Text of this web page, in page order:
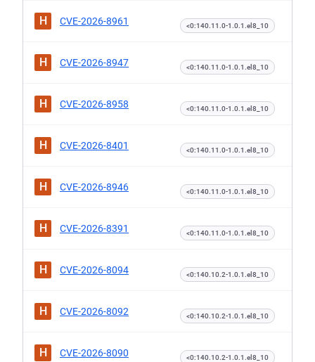
H CVE-2026-8961 <0:140.11.0-1.0.1.el8_10
H CVE-2026-8947 <0:140.11.0-1.0.1.el8_10
H CVE-2026-8958 <0:140.11.0-1.0.1.el8_10
H CVE-2026-8401 <0:140.11.0-1.0.1.el8_10
H CVE-2026-8946 <0:140.11.0-1.0.1.el8_10
H CVE-2026-8391 <0:140.11.0-1.0.1.el8_10
H CVE-2026-8094 <0:140.10.2-1.0.1.el8_10
H CVE-2026-8092 <0:140.10.2-1.0.1.el8_10
H CVE-2026-8090 <0:140.10.2-1.0.1.el8_10